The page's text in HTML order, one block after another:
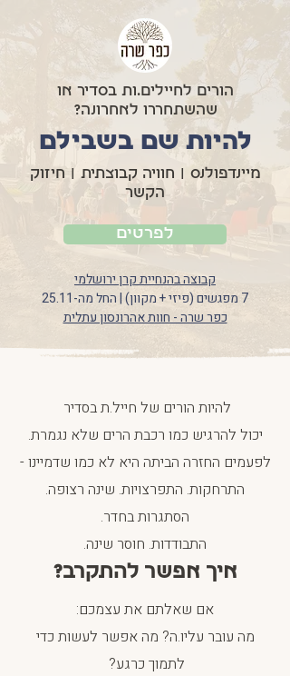
הורים לחיילים.ות בסדיר או
שהשתחררו לאחרונה?
להיות שם בשבילם
מיינדפולנס | חוויה קבוצתית | חיזוק
הקשר
לפרטים
קבוצה בהנחיית קרן ירושלמי
7 מפגשים (פיזי + מקוון) | החל מה-25.11
כפר שרה - חוות אהרונסון עתלית
להיות הורים של חייל.ת בסדיר
יכול להרגיש כמו רכבת הרים שלא נגמרת.
לפעמים החזרה הביתה היא לא כמו שדמיינו -
התרחקות. התפרצויות. שינה רצופה.
הסתגרות בחדר.
התבודדות. חוסר שינה.
איך אפשר להתקרב?
אם שאלתם את עצמכם:
מה עובר עליו.ה? מה אפשר לעשות כדי
לתמוך כרגע?